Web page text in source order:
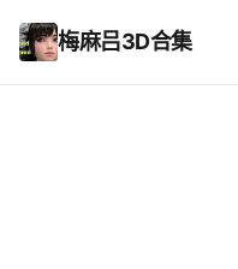
梅麻吕3D合集